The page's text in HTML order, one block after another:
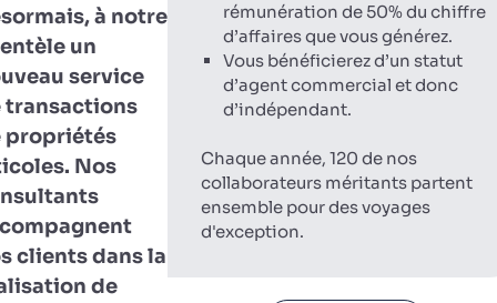
à notre
un
service
transactions
propriétés
Nos
clients dans la
de
rémunération de 50% du chiffre
d’affaires que vous générez.
Vous bénéficierez d’un statut
d’agent commercial et donc
d’indépendant.
Chaque année, 120 de nos
collaborateurs méritants partent
ensemble pour des voyages
d'exception.